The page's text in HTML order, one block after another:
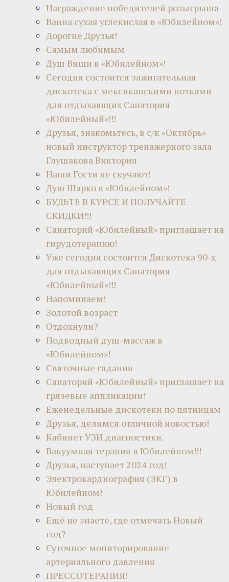
Награждение победителей розыгрыша
Ванна сухая углекислая в «Юбилейном»!
Дорогие Друзья!
Самым любимым
Душ Виши в «Юбилейном»!
Сегодня состоится зажигательная
дискотека с мексиканскими нотками
для отдыхающих Санатория
«Юбилейный»!!!
Друзья, знакомьтесь, в с/к «Октябрь»
новый инструктор тренажерного зала
Глушакова Виктория
Наши Гости не скучают!
Душ Шарко в «Юбилейном»!
БУДЬТЕ В КУРСЕ И ПОЛУЧАЙТЕ
СКИДКИ!!!
Санаторий «Юбилейный» приглашает на
гирудотерапию!
Уже сегодня состоится Дискотека 90-х
для отдыхающих Санатория
«Юбилейный»!!!
Напоминаем!
Золотой возраст
Отдохнули?
Подводный душ-массаж в
«Юбилейном»!
Святочные гадания
Санаторий «Юбилейный» приглашает на
грязевые аппликации!
Еженедельные дискотеки по пятницам
Друзья, делимся отличной новостью!
Кабинет УЗИ диагностики.
Вакуумная терапия в Юбилейном!!!
Друзья, наступает 2024 год!
Электрокардиография (ЭКГ) в
Юбилейном!
Новый год
Ещё не знаете, где отмечать Новый
год?
Суточное мониторирование
артериального давления
ПРЕССОТЕРАПИЯ!